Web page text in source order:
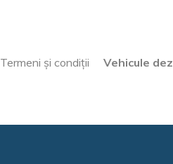
Termeni şi condiţii Vehicule